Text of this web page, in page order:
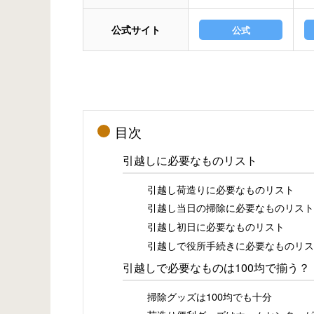
公式サイト 公式
目次
引越しに必要なものリスト
引越し荷造りに必要なものリスト
引越し当日の掃除に必要なものリスト
引越し初日に必要なものリスト
引越しで役所手続きに必要なものリ
引越しで必要なものは100均で揃う？
掃除グッズは100均でも十分